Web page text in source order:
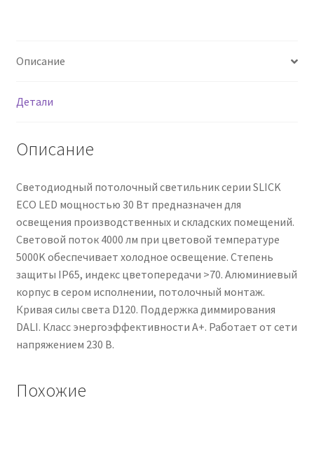
Описание
Детали
Описание
Светодиодный потолочный светильник серии SLICK
ECO LED мощностью 30 Вт предназначен для
освещения производственных и складских помещений.
Световой поток 4000 лм при цветовой температуре
5000K обеспечивает холодное освещение. Степень
защиты IP65, индекс цветопередачи >70. Алюминиевый
корпус в сером исполнении, потолочный монтаж.
Кривая силы света D120. Поддержка диммирования
DALI. Класс энергоэффективности A+. Работает от сети
напряжением 230 В.
Похожие